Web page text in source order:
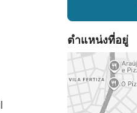
ตำแหน่งที่อยู่